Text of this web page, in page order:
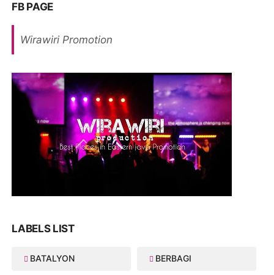
FB PAGE
Wirawiri Promotion
LABELS LIST
BATALYON BERBAGI